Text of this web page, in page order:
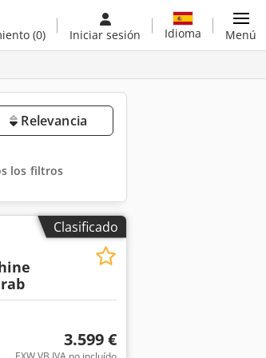
(0) Iniciar sesión Idioma Menú
Relevancia
los filtros
Clasificado
3.599 €